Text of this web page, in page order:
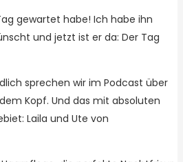
gewartet habe! Ich habe ihn
und jetzt ist er da: Der Tag
sprechen wir im Podcast über
Kopf. Und das mit absoluten
Laila und Ute von